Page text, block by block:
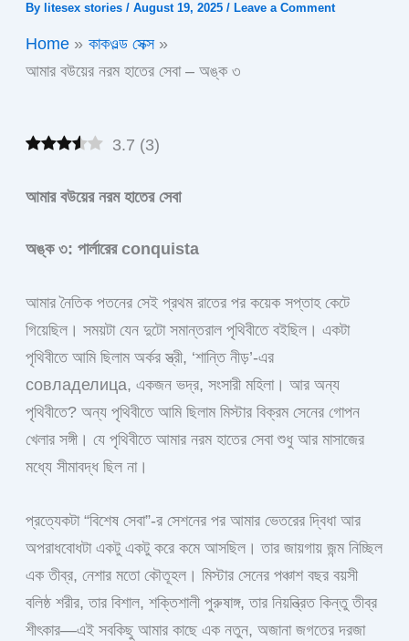
By litesex stories / August 19, 2025 / Leave a Comment
Home
কাকওল্ড সেক্স
আমার বউয়ের নরম হাতের সেবা – অঙ্ক ৩
3.7 (3)
আমার বউয়ের নরম হাতের সেবা
অঙ্ক ৩: পার্লারের conquista
আমার নৈতিক পতনের সেই প্রথম রাতের পর কয়েক সপ্তাহ কেটে
গিয়েছিল। সময়টা যেন দুটো সমান্তরাল পৃথিবীতে বইছিল। একটা
পৃথিবীতে আমি ছিলাম অর্কর স্ত্রী, ‘শান্তি নীড়’-এর
совладелица, একজন ভদ্র, সংসারী মহিলা। আর অন্য
পৃথিবীতে? অন্য পৃথিবীতে আমি ছিলাম মিস্টার বিক্রম সেনের গোপন
খেলার সঙ্গী। যে পৃথিবীতে আমার নরম হাতের সেবা শুধু আর মাসাজের
মধ্যে সীমাবদ্ধ ছিল না।
প্রত্যেকটা “বিশেষ সেবা”-র সেশনের পর আমার ভেতরের দ্বিধা আর
অপরাধবোধটা একটু একটু করে কমে আসছিল। তার জায়গায় জন্ম নিচ্ছিল
এক তীব্র, নেশার মতো কৌতূহল। মিস্টার সেনের পঞ্চাশ বছর বয়সী
বলিষ্ঠ শরীর, তার বিশাল, শক্তিশালী পুরুষাঙ্গ, তার নিয়ন্ত্রিত কিন্তু তীব্র
শীৎকার—এই সবকিছু আমার কাছে এক নতুন, অজানা জগতের দরজা